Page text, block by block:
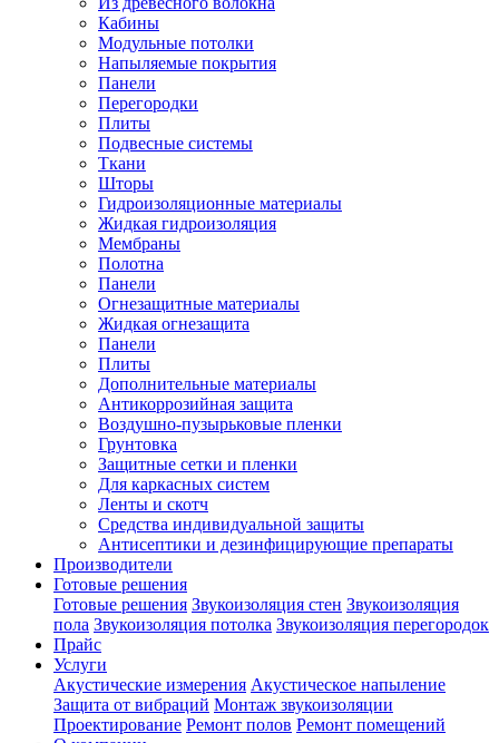
Кабины
Модульные потолки
Напыляемые покрытия
Панели
Перегородки
Плиты
Подвесные системы
Ткани
Шторы
Гидроизоляционные материалы
Жидкая гидроизоляция
Мембраны
Полотна
Панели
Огнезащитные материалы
Жидкая огнезащита
Панели
Плиты
Дополнительные материалы
Антикоррозийная защита
Воздушно-пузырьковые пленки
Грунтовка
Защитные сетки и пленки
Для каркасных систем
Ленты и скотч
Средства индивидуальной защиты
Антисептики и дезинфицирующие препараты
Производители
Готовые решения
Готовые решения Звукоизоляция стен Звукоизоляция
пола Звукоизоляция потолка Звукоизоляция перегородок
Прайс
Услуги
Акустические измерения Акустическое напыление
Защита от вибраций Монтаж звукоизоляции
Проектирование Ремонт полов Ремонт помещений